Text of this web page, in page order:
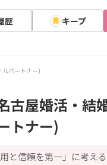
歴 キープ
パートナー)
古屋婚活・結
トナー)
用と信頼を第一」に考え